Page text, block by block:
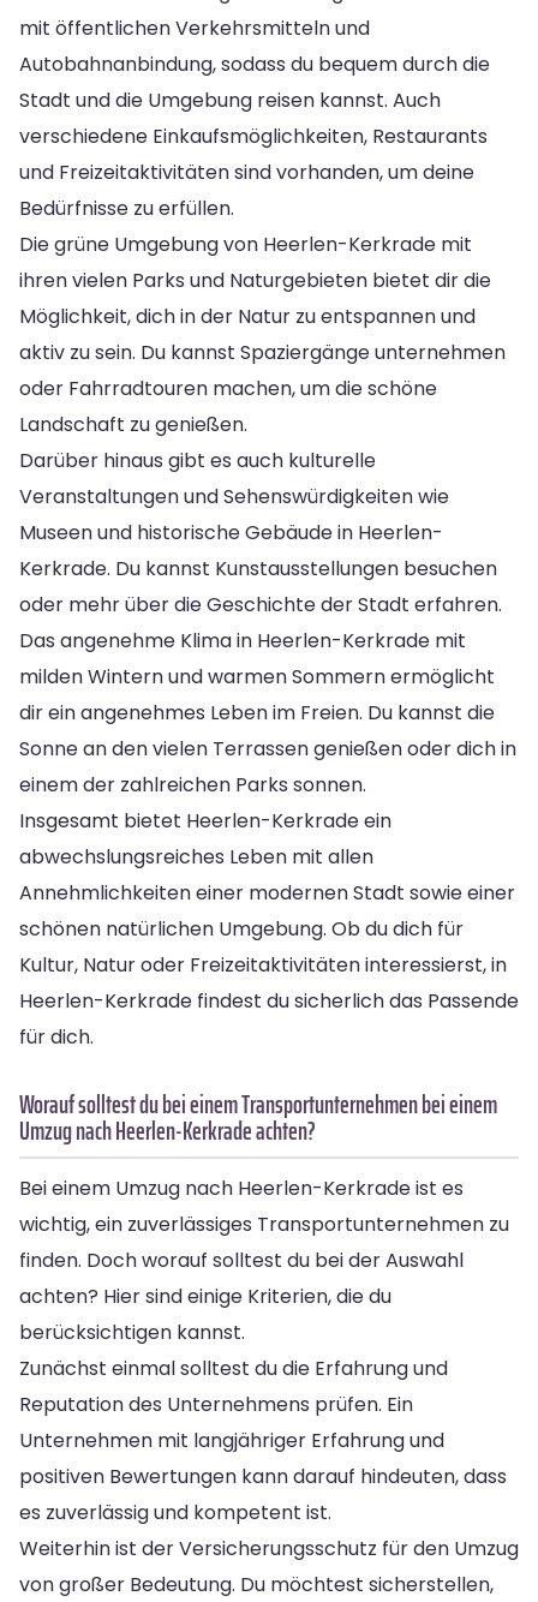
mit öffentlichen Verkehrsmitteln und
Autobahnanbindung, sodass du bequem durch die
Stadt und die Umgebung reisen kannst. Auch
verschiedene Einkaufsmöglichkeiten, Restaurants
und Freizeitaktivitäten sind vorhanden, um deine
Bedürfnisse zu erfüllen.
Die grüne Umgebung von Heerlen-Kerkrade mit
ihren vielen Parks und Naturgebieten bietet dir die
Möglichkeit, dich in der Natur zu entspannen und
aktiv zu sein. Du kannst Spaziergänge unternehmen
oder Fahrradtouren machen, um die schöne
Landschaft zu genießen.
Darüber hinaus gibt es auch kulturelle
Veranstaltungen und Sehenswürdigkeiten wie
Museen und historische Gebäude in Heerlen-
Kerkrade. Du kannst Kunstausstellungen besuchen
oder mehr über die Geschichte der Stadt erfahren.
Das angenehme Klima in Heerlen-Kerkrade mit
milden Wintern und warmen Sommern ermöglicht
dir ein angenehmes Leben im Freien. Du kannst die
Sonne an den vielen Terrassen genießen oder dich in
einem der zahlreichen Parks sonnen.
Insgesamt bietet Heerlen-Kerkrade ein
abwechslungsreiches Leben mit allen
Annehmlichkeiten einer modernen Stadt sowie einer
schönen natürlichen Umgebung. Ob du dich für
Kultur, Natur oder Freizeitaktivitäten interessierst, in
Heerlen-Kerkrade findest du sicherlich das Passende
für dich.
Worauf solltest du bei einem Transportunternehmen bei einem
Umzug nach Heerlen-Kerkrade achten?
Bei einem Umzug nach Heerlen-Kerkrade ist es
wichtig, ein zuverlässiges Transportunternehmen zu
finden. Doch worauf solltest du bei der Auswahl
achten? Hier sind einige Kriterien, die du
berücksichtigen kannst.
Zunächst einmal solltest du die Erfahrung und
Reputation des Unternehmens prüfen. Ein
Unternehmen mit langjähriger Erfahrung und
positiven Bewertungen kann darauf hindeuten, dass
es zuverlässig und kompetent ist.
Weiterhin ist der Versicherungsschutz für den Umzug
von großer Bedeutung. Du möchtest sicherstellen,